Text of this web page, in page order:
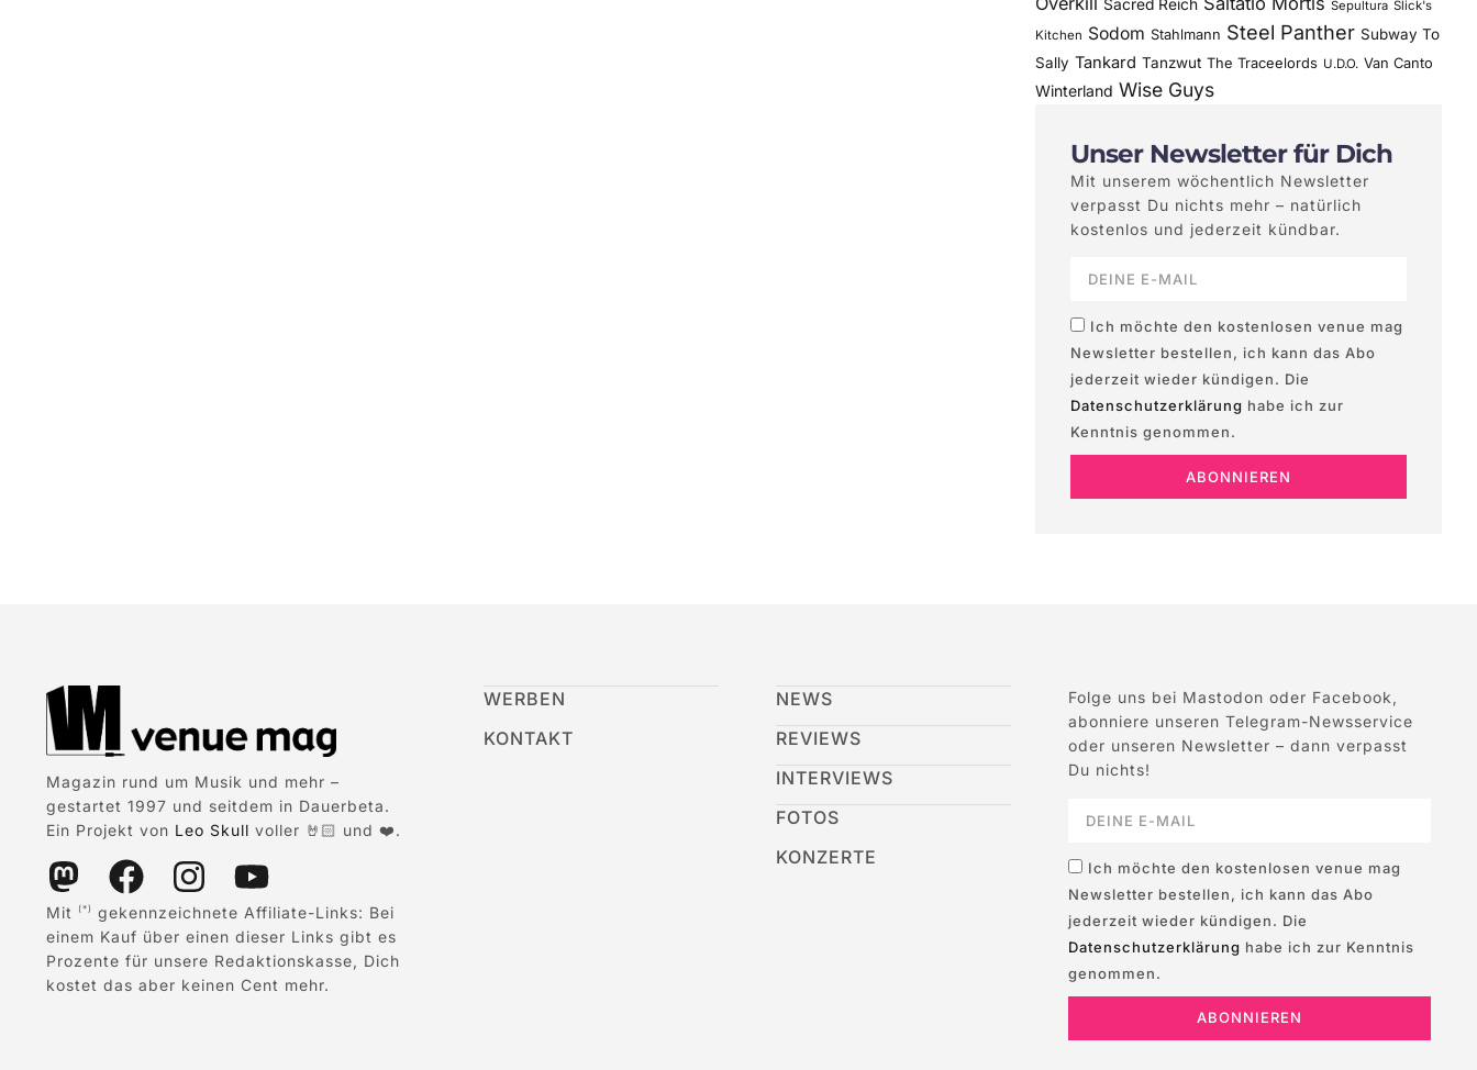
Sacred Reich Sepultura Slick's
Kitchen Sodom Stahlmann Steel Panther Subway To
Sally Tankard Tanzwut The Traceelords U.D.O. Van Canto
Winterland Wise Guys
Unser Newsletter für Dich
Mit unserem wöchentlich Newsletter
verpasst Du nichts mehr – natürlich
kostenlos und jederzeit kündbar.
Ich möchte den kostenlosen venue mag
Newsletter bestellen, ich kann das Abo
jederzeit wieder kündigen. Die
Datenschutzerklärung habe ich zur
Kenntnis genommen.
ABONNIEREN
Magazin rund um Musik und mehr –
gestartet 1997 und seitdem in Dauerbeta.
Ein Projekt von Leo Skull voller 🤘🏻 und ❤️.
Mit (*)
gekennzeichnete Affiliate-Links: Bei
einem Kauf über einen dieser Links gibt es
Prozente für unsere Redaktionskasse, Dich
kostet das aber keinen Cent mehr.
WERBEN
KONTAKT
NEWS
REVIEWS
INTERVIEWS
FOTOS
KONZERTE
Folge uns bei Mastodon oder Facebook,
abonniere unseren Telegram-Newsservice
oder unseren Newsletter – dann verpasst
Du nichts!
Ich möchte den kostenlosen venue mag
Newsletter bestellen, ich kann das Abo
jederzeit wieder kündigen. Die
Datenschutzerklärung habe ich zur Kenntnis
genommen.
ABONNIEREN